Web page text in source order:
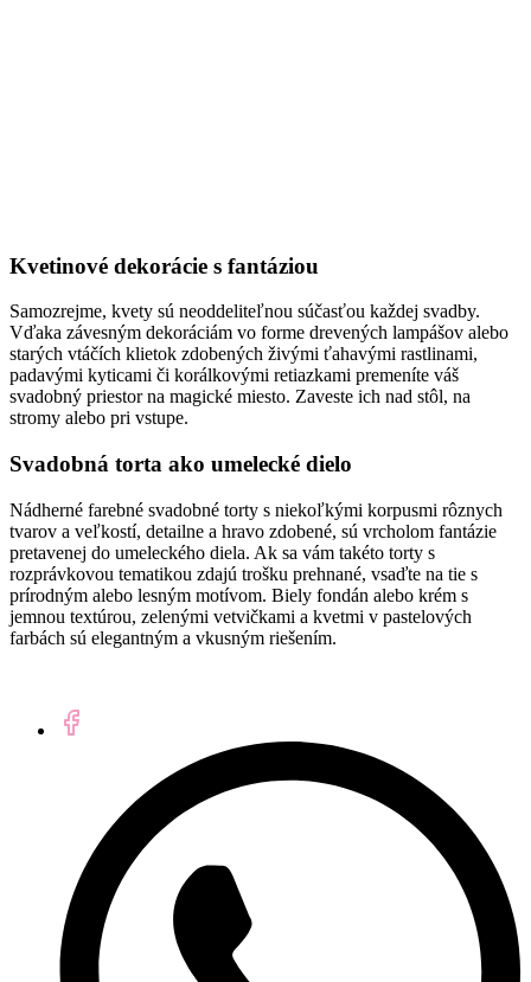
Kvetinové dekorácie s fantáziou
Samozrejme, kvety sú neoddeliteľnou súčasťou každej svadby.
Vďaka závesným dekoráciám vo forme drevených lampášov alebo
starých vtáčích klietok zdobených živými ťahavými rastlinami,
padavými kyticami či korálkovými retiazkami premeníte váš
svadobný priestor na magické miesto. Zaveste ich nad stôl, na
stromy alebo pri vstupe.
Svadobná torta ako umelecké dielo
Nádherné farebné svadobné torty s niekoľkými korpusmi rôznych
tvarov a veľkostí, detailne a hravo zdobené, sú vrcholom fantázie
pretavenej do umeleckého diela. Ak sa vám takéto torty s
rozprávkovou tematikou zdajú trošku prehnané, vsaďte na tie s
prírodným alebo lesným motívom. Biely fondán alebo krém s
jemnou textúrou, zelenými vetvičkami a kvetmi v pastelových
farbách sú elegantným a vkusným riešením.